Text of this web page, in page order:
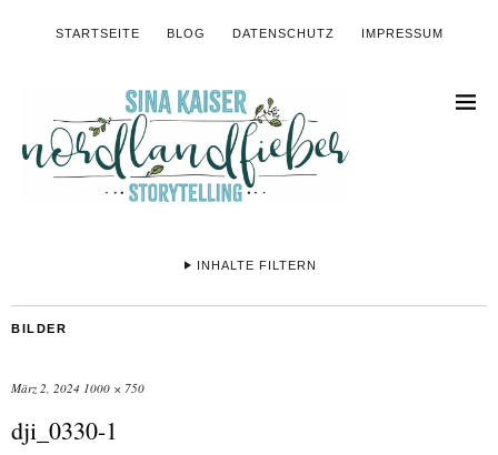
STARTSEITE BLOG DATENSCHUTZ IMPRESSUM
INHALTE FILTERN
BILDER
März 2, 2024 1000 × 750
dji_0330-1